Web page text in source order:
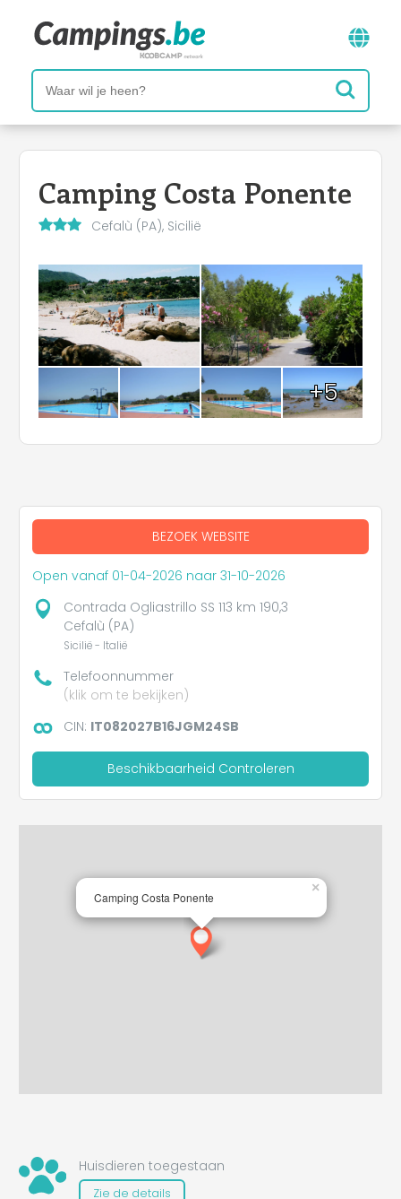
Camping Costa Ponente
Cefalù (PA), Sicilië
+5
Huisdieren toegestaan
Zie de details
BEZOEK WEBSITE
Open vanaf 01-04-2026 naar 31-10-2026
Contrada Ogliastrillo SS 113 km 190,3
Cefalù (PA)
Sicilië - Italië
Telefoonnummer
(klik om te bekijken)
CIN: IT082027B16JGM24SB
Beschikbaarheid Controleren
Camping Costa Ponente
×